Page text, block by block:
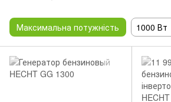
Максимальна потужність 1000 Вт